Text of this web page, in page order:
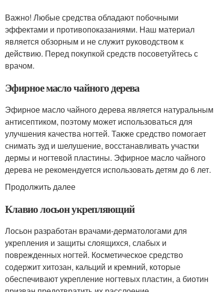
Важно! Любые средства обладают побочными
эффектами и противопоказаниями. Наш материал
является обзорным и не служит руководством к
действию. Перед покупкой средств посоветуйтесь с
врачом.
Эфирное масло чайного дерева
Эфирное масло чайного дерева является натуральным
антисептиком, поэтому может использоваться для
улучшения качества ногтей. Также средство помогает
снимать зуд и шелушение, восстанавливать участки
дермы и ногтевой пластины. Эфирное масло чайного
дерева не рекомендуется использовать детям до 6 лет.
Продолжить далее
Клавио лосьон укрепляющий
Лосьон разработан врачами-дерматологами для
укрепления и защиты слоящихся, слабых и
поврежденных ногтей. Косметическое средство
содержит хитозан, кальций и кремний, которые
обеспечивают укрепление ногтевых пластин, а биотин